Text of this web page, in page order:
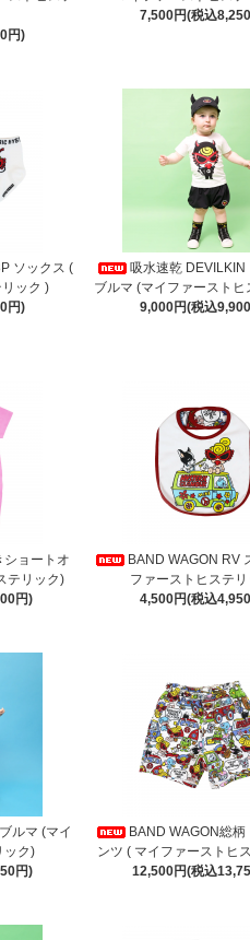
円)
7,500円(税込
ソックス (
ック )
円)
吸水速乾 DEVILKIN
ブルマ (マイファーストヒ
9,000円(税込
ショートオ
テリック)
円)
BAND WAGON RV
ファーストヒステ
4,500円(税込
ルマ (マイ
ック)
円)
BAND WAGON総柄
ンツ ( マイファーストヒ
12,500円(税込